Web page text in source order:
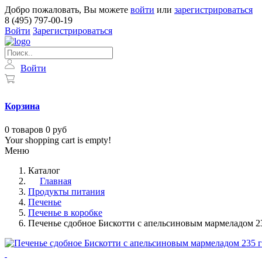
Добро пожаловать, Вы можете войти или зарегистрироваться
8 (495) 797-00-19
Войти Зарегистрироваться
Войти
Корзина
0 товаров 0 руб
Your shopping cart is empty!
Меню
Каталог
Главная
Продукты питания
Печенье
Печенье в коробке
Печенье сдобное Бискотти с апельсиновым мармеладом